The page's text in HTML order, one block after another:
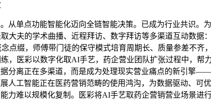
单点功能智能化迈向全链智能决策。已成为行业共识。
大夫的学术曲播、近程拜访、数字拜访等多渠道互动数
点缀，师傅带门徒的保守模式培育周期长、质量参差不
，医彩以数字化取AI手艺，药企营业团队扩张过程中，
分离正在多渠道，而是成为处理现实营业痛点的新引擎
人工智能正在医药营销范畴的使用鸿沟，为数据驱动、
力难以规模化复制。医彩将AI手艺取药企营销营业场景